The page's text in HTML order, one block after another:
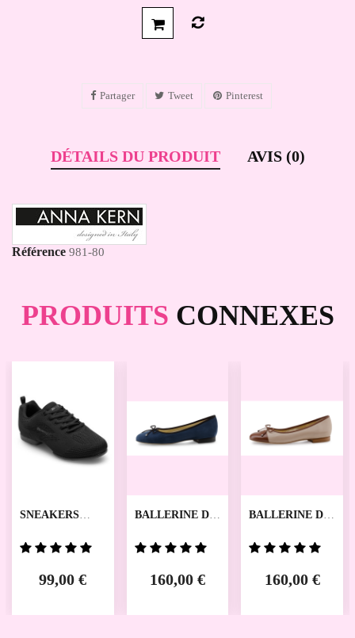
Partager Tweet Pinterest
DÉTAILS DU PRODUIT AVIS (0)
Référence 981-80
PRODUITS CONNEXES
SNEAKERS
99,00 €
BALLERINE DE
WERNER KERN
160,00 €
BALLERINE DE
WERNER KERN
160,00 €